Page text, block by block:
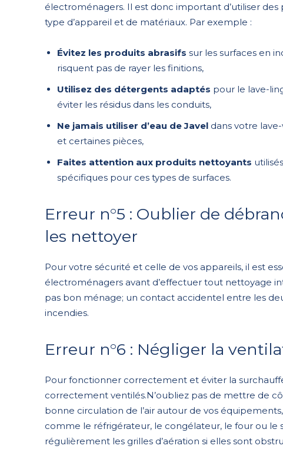
électroménagers. Il est donc important d’utiliser
type d’appareil et de matériaux. Par exemple :
Évitez les produits abrasifs sur les surfaces en
risquent pas de rayer les finitions,
Utilisez des détergents adaptés pour le lave-
éviter les résidus dans les conduits,
Ne jamais utiliser d’eau de Javel dans votre
et certaines pièces,
Faites attention aux produits nettoyants
spécifiques pour ces types de surfaces.
Erreur n°5 : Oublier de
les nettoyer
Pour votre sécurité et celle de vos appareils, il est
électroménagers avant d’effectuer tout nettoyage
pas bon ménage; un contact accidentel entre les
incendies.
Erreur n°6 : Négliger la
Pour fonctionner correctement et éviter la
correctement ventilés.N’oubliez pas de mettre de
bonne circulation de l’air autour de vos
comme le réfrigérateur, le congélateur, le four ou le
régulièrement les grilles d’aération si elles sont